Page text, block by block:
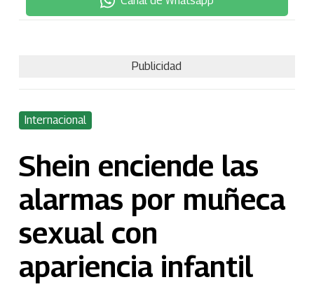
Publicidad
Internacional
Shein enciende las
alarmas por muñeca
sexual con
apariencia infantil